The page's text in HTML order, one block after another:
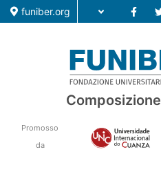
funiber.org
Composizione nutrizionale
Ricerca
Composizione
Promosso
da